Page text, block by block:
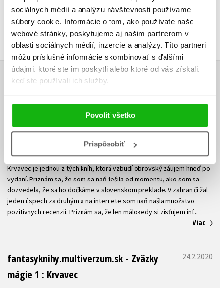
sociálnych médií a analýzu návštevnosti používame
súbory cookie. Informácie o tom, ako používate naše
webové stránky, poskytujeme aj našim partnerom v
oblasti sociálnych médií, inzercie a analýzy. Títo partneri
môžu príslušné informácie skombinovať s ďalšími
údajmi, ktoré ste im poskytli alebo ktoré od vás získali,
keď ste používali ich služby.
Povoliť všetko
Prispôsobiť
Zobraziť profil autora
RECENZIA MÉDII
Fans of Books - Krvavec - Crystal Smith
Najočakávanejšia YA fantasy kniha roka! Prvý diel trilógie Zväzky
mágie.
Krvavec je jednou z tých kníh, ktorá vzbudí obrovský záujem hneď po
vydaní. Priznám sa, že som sa naň tešila od momentu, ako som sa
dozvedela, že sa ho dočkáme v slovenskom preklade. V zahraničí žal
jeden úspech za druhým a na internete som naň našla množstvo
Viac
fantasyknihy.multiverzum.sk - Zväzky
mágie 1 : Krvavec
24.2.2020